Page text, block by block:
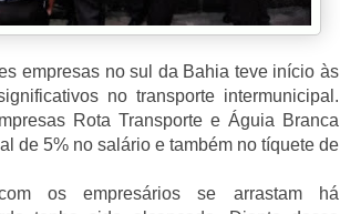
empresas no sul da Bahia teve início às
no transporte intermunicipal.
Rota Transporte e Águia Branca
de 5% no salário e também no tíquete de
os empresários se arrastam há